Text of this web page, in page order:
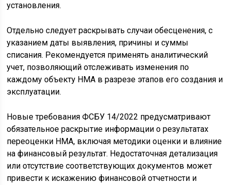
установления.
Отдельно следует раскрывать случаи обесценения, с
указанием даты выявления, причины и суммы
списания. Рекомендуется применять аналитический
учет, позволяющий отслеживать изменения по
каждому объекту НМА в разрезе этапов его создания и
эксплуатации.
Новые требования ФСБУ 14/2022 предусматривают
обязательное раскрытие информации о результатах
переоценки НМА, включая методики оценки и влияние
на финансовый результат. Недостаточная детализация
или отсутствие соответствующих документов может
привести к искажению финансовой отчетности и